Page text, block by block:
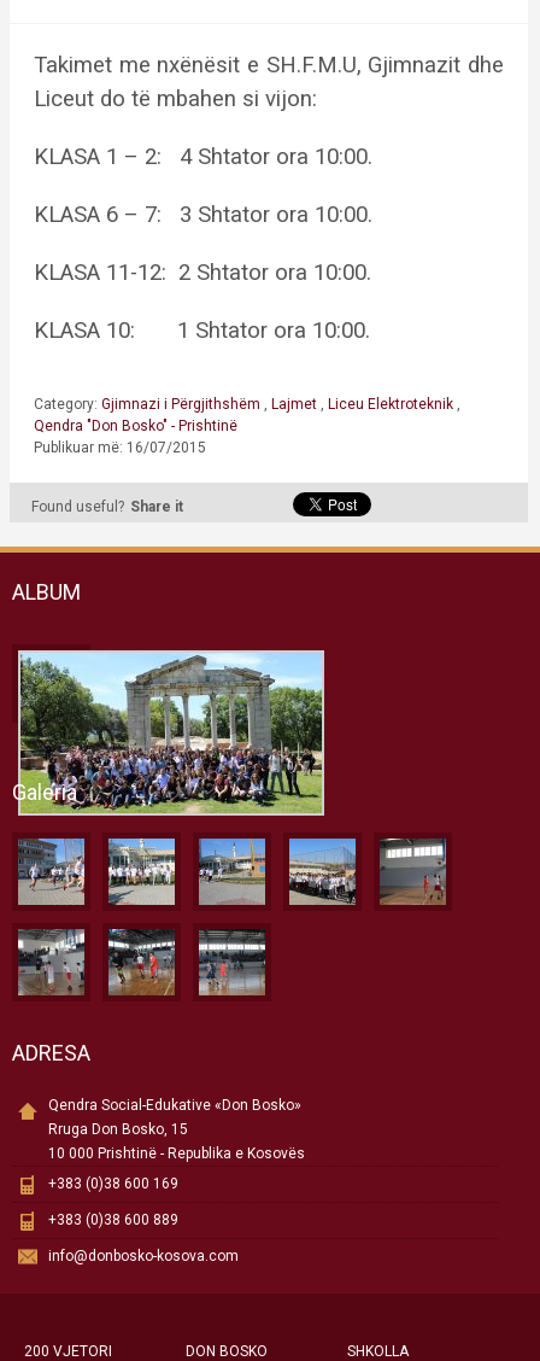
Takimet me nxënësit e SH.F.M.U, Gjimnazit dhe
Liceut do të mbahen si vijon:
KLASA 1 – 2: 4 Shtator ora 10:00.
KLASA 6 – 7: 3 Shtator ora 10:00.
KLASA 11-12: 2 Shtator ora 10:00.
KLASA 10: 1 Shtator ora 10:00.
Category: Gjimnazi i Përgjithshëm Lajmet Liceu Elektroteknik
Qendra "Don Bosko" - Prishtinë
Publikuar më: 16/07/2015
Found useful? Share it
ALBUM
Galeria
ADRESA
Qendra Social-Edukative «Don Bosko»
Rruga Don Bosko, 15
10 000 Prishtinë - Republika e Kosovës
+383 (0)38 600 169
+383 (0)38 600 889
info@donbosko-kosova.com
200 VJETORI DON BOSKO SHKOLLA